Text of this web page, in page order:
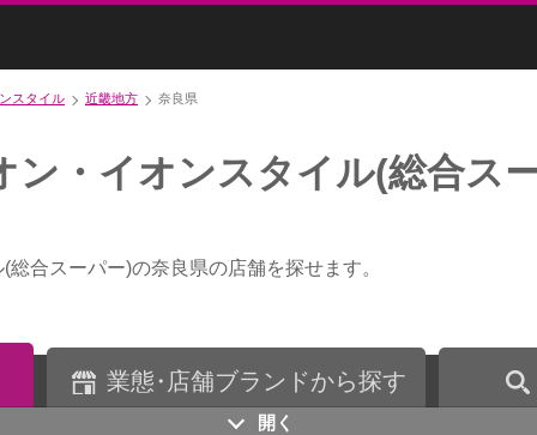
スタイル 近畿地方 奈良県
ン・イオンスタイル(総合ス
合スーパー)の奈良県の店舗を探せます。
業態・ 店舗ブランドから探す
開く